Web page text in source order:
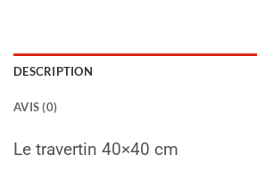
DESCRIPTION
AVIS (0)
Le travertin 40×40 cm